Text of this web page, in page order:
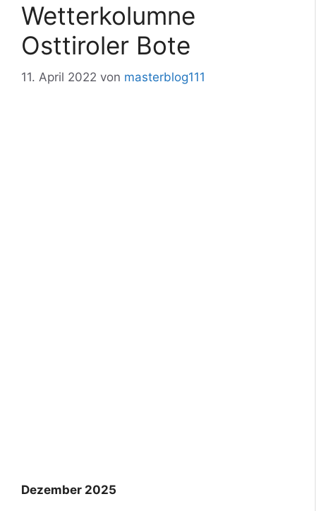
Wetterkolumne
Osttiroler Bote
11. April 2022 von masterblog111
Dezember 2025